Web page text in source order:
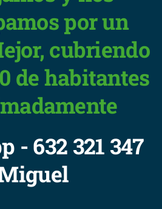
por un
cubriendo
de habitantes
- 632 321 347